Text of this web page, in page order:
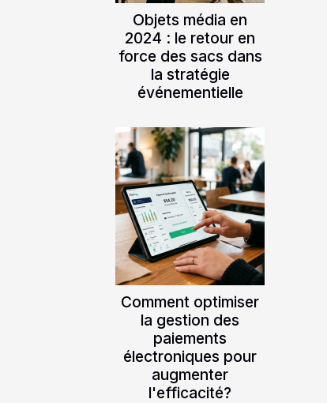
Objets média en
2024 : le retour en
force des sacs dans
la stratégie
événementielle
Comment optimiser
la gestion des
paiements
électroniques pour
augmenter
l'efficacité?